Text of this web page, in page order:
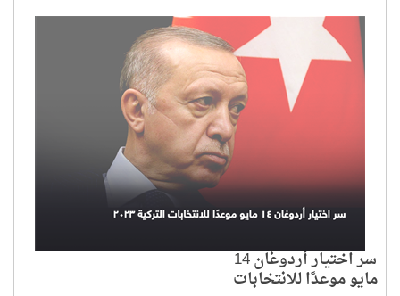
سر اختيار أردوغان 14
مايو موعدًا للانتخابات